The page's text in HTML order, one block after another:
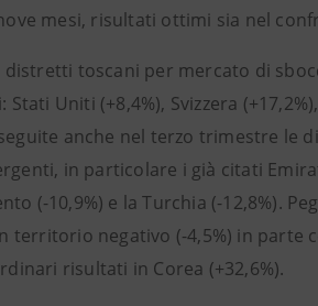
mesi, risultati ottimi sia nel
distretti toscani per mercato di
Uniti (+8,4%), Svizzera
anche nel terzo trimestre le
in particolare i già citati
(-10,9%) e la Turchia (-12,8%).
territorio negativo (-4,5%) in parte
risultati in Corea (+32,6%).